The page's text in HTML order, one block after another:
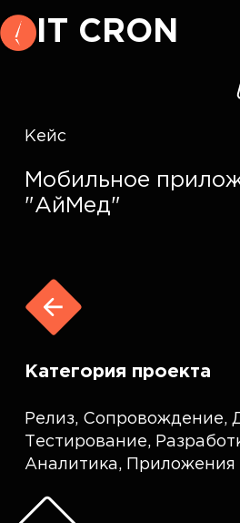
IT CRON
Кейс
Мобильное
"АйМед"
Категория проекта
Релиз, Сопровождение,
Тестирование,
Аналитика, Приложения